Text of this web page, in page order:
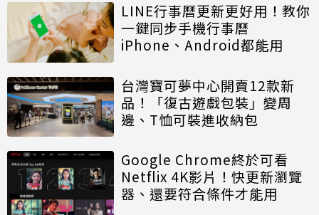
LINE行事曆更新更好用！教你
一鍵同步手機行事曆
iPhone、Android都能用
台灣寶可夢中心開賣12款新
品！「復古遊戲包裝」變周
邊、T恤可裝進收納包
Google Chrome終於可看
Netflix 4K影片！快更新瀏覽
器、還要符合條件才能用